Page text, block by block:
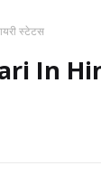
स्टेटस
In